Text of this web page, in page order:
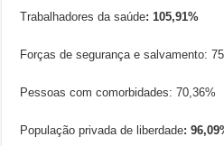
Trabalhadores da saúde: 105,91%
Forças de segurança e salvamento:
Pessoas com comorbidades: 70,36%
População privada de liberdade: